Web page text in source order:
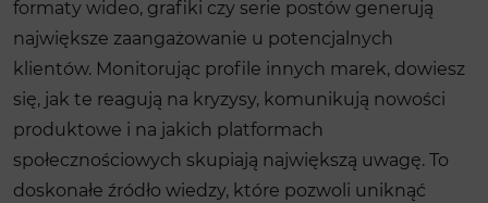
formaty wideo, grafiki czy serie postów generują
największe zaangażowanie u potencjalnych
klientów. Monitorując profile innych marek, dowiesz
się, jak te reagują na kryzysy, komunikują nowości
produktowe i na jakich platformach
społecznościowych skupiają największą uwagę. To
doskonałe źródło wiedzy, które pozwoli uniknąć